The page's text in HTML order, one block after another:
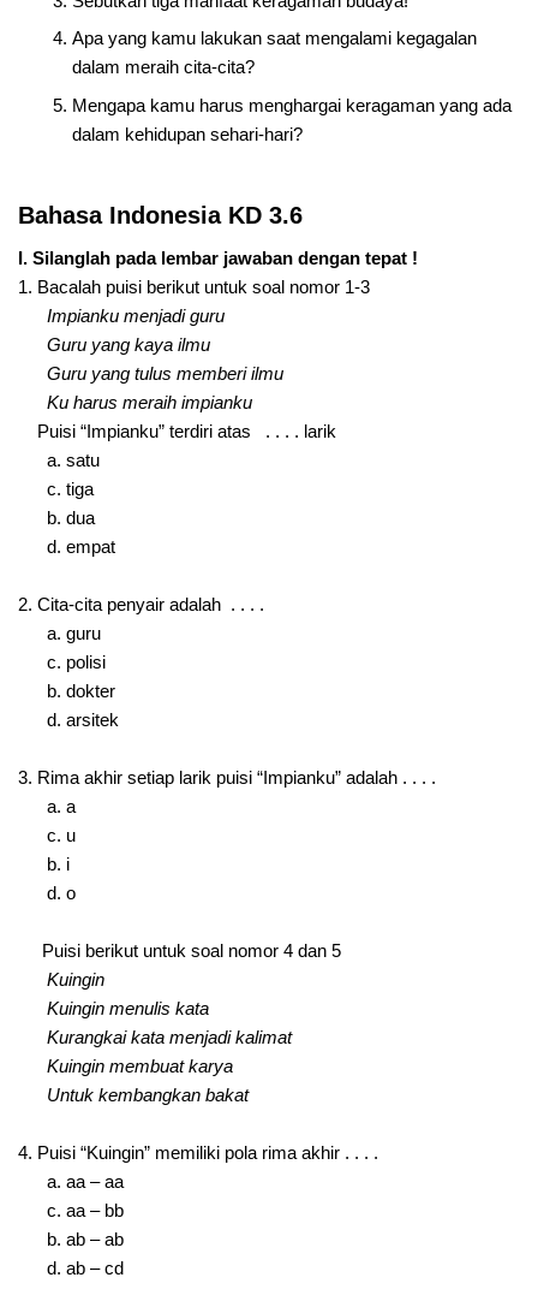
Apa yang kamu lakukan saat mengalami kegagalan
dalam meraih cita-cita?
Mengapa kamu harus menghargai keragaman yang ada
dalam kehidupan sehari-hari?
Bahasa Indonesia KD 3.6
I. Silanglah pada lembar jawaban dengan tepat !
1. Bacalah puisi berikut untuk soal nomor 1-3
Impianku menjadi guru
Guru yang kaya ilmu
Guru yang tulus memberi ilmu
Ku harus meraih impianku
Puisi “Impianku” terdiri atas . . . . larik
a. satu
c. tiga
b. dua
d. empat
2. Cita-cita penyair adalah . . . .
a. guru
c. polisi
b. dokter
d. arsitek
3. Rima akhir setiap larik puisi “Impianku” adalah . . . .
a. a
c. u
b. i
d. o
Puisi berikut untuk soal nomor 4 dan 5
Kuingin
Kuingin menulis kata
Kurangkai kata menjadi kalimat
Kuingin membuat karya
Untuk kembangkan bakat
4. Puisi “Kuingin” memiliki pola rima akhir . . . .
a. aa – aa
c. aa – bb
b. ab – ab
d. ab – cd